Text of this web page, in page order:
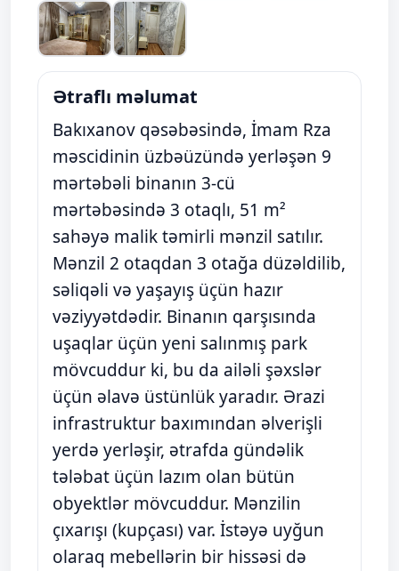
Ətraflı məlumat
Bakıxanov qəsəbəsində, İmam Rza
məscidinin üzbəüzündə yerləşən 9
mərtəbəli binanın 3-cü
mərtəbəsində 3 otaqlı, 51 m²
sahəyə malik təmirli mənzil satılır.
Mənzil 2 otaqdan 3 otağa düzəldilib,
səliqəli və yaşayış üçün hazır
vəziyyətdədir. Binanın qarşısında
uşaqlar üçün yeni salınmış park
mövcuddur ki, bu da ailəli şəxslər
üçün əlavə üstünlük yaradır. Ərazi
infrastruktur baxımından əlverişli
yerdə yerləşir, ətrafda gündəlik
tələbat üçün lazım olan bütün
obyektlər mövcuddur. Mənzilin
çıxarışı (kupçası) var. İstəyə uyğun
olaraq mebellərin bir hissəsi də